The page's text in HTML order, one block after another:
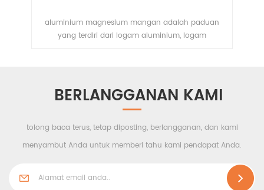
aluminium magnesium mangan adalah paduan
yang terdiri dari logam aluminium, logam
tahan cuaca, tahan noda dan mudah lentur dan
pengelasan. bahan berkualitas tinggi untuk sistem
atap logam dengan kehidupan pelayanan lebih dari
50 tahun.
BERLANGGANAN KAMI
tolong baca terus, tetap diposting, berlangganan, dan kami
menyambut Anda untuk memberi tahu kami pendapat Anda.